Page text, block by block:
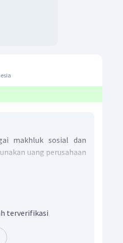
makhluk sosial dan
uang perusahaan
terverifikasi